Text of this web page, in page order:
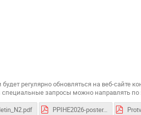
регулярно обновляться на веб-сайте
запросы можно направлять по
PPIHE2026-poster.pdf